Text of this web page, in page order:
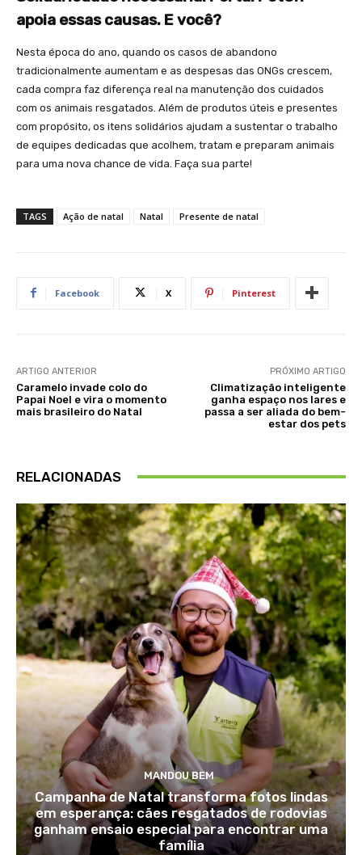
apoia essas causas. E você?
Nesta época do ano, quando os casos de abandono
tradicionalmente aumentam e as despesas das ONGs crescem,
cada compra faz diferença real na manutenção dos cuidados
com os animais resgatados. Além de produtos úteis e presentes
com propósito, os itens solidários ajudam a sustentar o trabalho
de equipes dedicadas que acolhem, tratam e preparam animais
para uma nova chance de vida. Faça sua parte!
TAGS Ação de natal Natal Presente de natal
Facebook X Pinterest
ARTIGO ANTERIOR
Caramelo invade colo do
Papai Noel e vira o momento
mais brasileiro do Natal
PRÓXIMO ARTIGO
Climatização inteligente
ganha espaço nos lares e
passa a ser aliada do bem-
estar dos pets
RELACIONADAS
MANDOU BEM
Campanha de Natal transforma fotos lindas
em esperança: cães resgatados de rodovias
ganham ensaio especial para encontrar uma
família